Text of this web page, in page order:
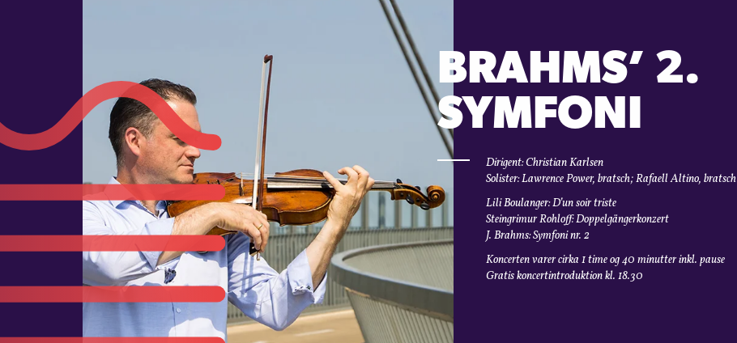
BRAHMS’ 2.
SYMFONI
Dirigent: Christian Karlsen
Solister: Lawrence Power, bratsch; Rafaell Altino, bratsch
Lili Boulanger: D’un soir triste
Steingrimur Rohloff: Doppelgängerkonzert
J. Brahms: Symfoni nr. 2
Koncerten varer cirka 1 time og 40 minutter inkl. pause
Gratis koncertintroduktion kl. 18.30